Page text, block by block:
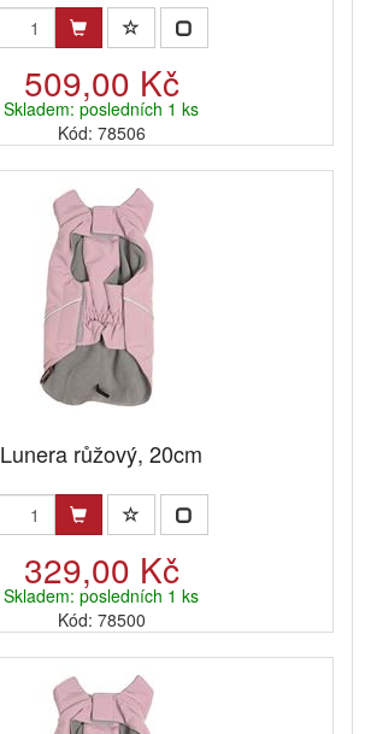
509,00 Kč
Skladem: posledních 1 ks
Kód: 78506
Lunera růžový, 20cm
329,00 Kč
Skladem: posledních 1 ks
Kód: 78500